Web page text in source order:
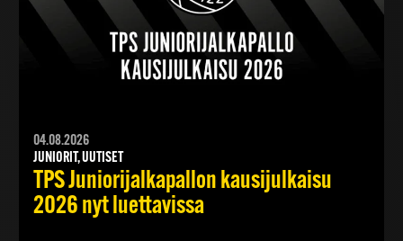
04.08.2026
JUNIORIT, UUTISET
TPS Juniorijalkapallon kausijulkaisu
2026 nyt luettavissa